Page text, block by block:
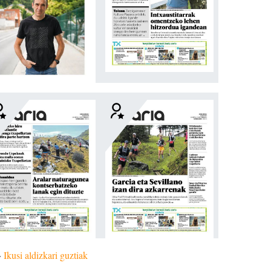
Ikusi aldizkari guztiak